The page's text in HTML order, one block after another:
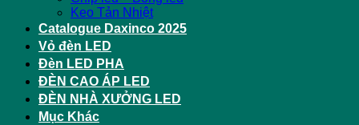
Keo Tản Nhiệt
Catalogue Daxinco 2025
Vỏ đèn LED
Đèn LED PHA
ĐÈN CAO ÁP LED
ĐÈN NHÀ XƯỞNG LED
Mục Khác